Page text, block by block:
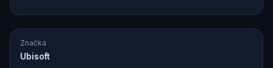
Značka
Ubisoft